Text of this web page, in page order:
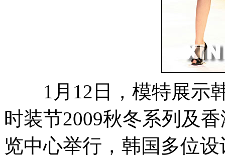
1月12日，模特展示韩
时装节2009秋冬系列及
览中心举行，韩国多位